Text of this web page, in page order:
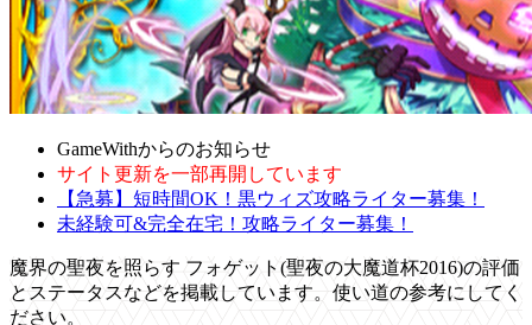
GameWithからのお知らせ
サイト更新を一部再開しています
【急募】短時間OK！黒ウィズ攻略ライター募集！
未経験可&完全在宅！攻略ライター募集！
魔界の聖夜を照らす フォゲット(聖夜の大魔道杯2016)の評価
とステータスなどを掲載しています。使い道の参考にしてく
ださい。